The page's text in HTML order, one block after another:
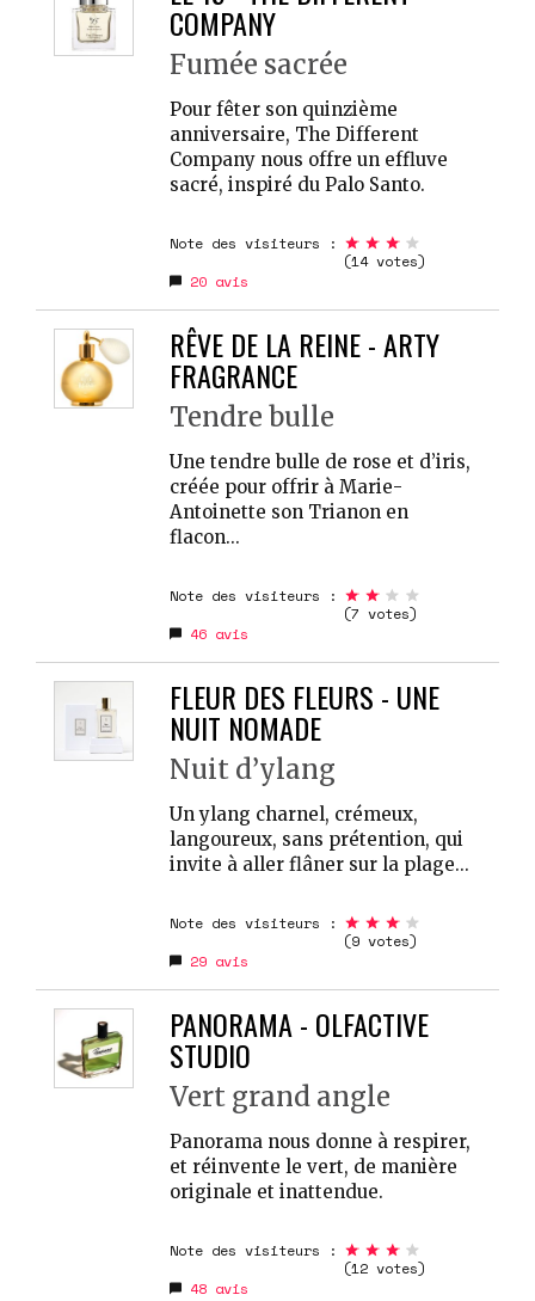
COMPANY
Fumée sacrée
Pour fêter son quinzième
anniversaire, The Different
Company nous offre un effluve
sacré, inspiré du Palo Santo.
Note des visiteurs :
(14 votes)
20 avis
RÊVE DE LA REINE - ARTY
FRAGRANCE
Tendre bulle
Une tendre bulle de rose et d’iris,
créée pour offrir à Marie-
Antoinette son Trianon en
flacon...
Note des visiteurs :
(7 votes)
46 avis
FLEUR DES FLEURS - UNE
NUIT NOMADE
Nuit d’ylang
Un ylang charnel, crémeux,
langoureux, sans prétention, qui
invite à aller flâner sur la plage...
Note des visiteurs :
(9 votes)
29 avis
PANORAMA - OLFACTIVE
STUDIO
Vert grand angle
Panorama nous donne à respirer,
et réinvente le vert, de manière
originale et inattendue.
Note des visiteurs :
(12 votes)
48 avis